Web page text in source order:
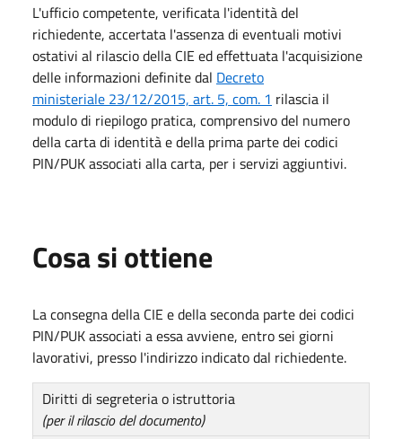
L'ufficio competente, verificata l'identità del
richiedente, accertata l'assenza di eventuali motivi
ostativi al rilascio della CIE ed effettuata l'acquisizione
delle informazioni definite dal Decreto
ministeriale 23/12/2015, art. 5, com. 1 rilascia il
modulo di riepilogo pratica, comprensivo del numero
della carta di identità e della prima parte dei codici
PIN/PUK associati alla carta, per i servizi aggiuntivi.
Cosa si ottiene
La consegna della CIE e della seconda parte dei codici
PIN/PUK associati a essa avviene, entro sei giorni
lavorativi, presso l'indirizzo indicato dal richiedente.
Diritti di segreteria o istruttoria
(per il rilascio del documento)